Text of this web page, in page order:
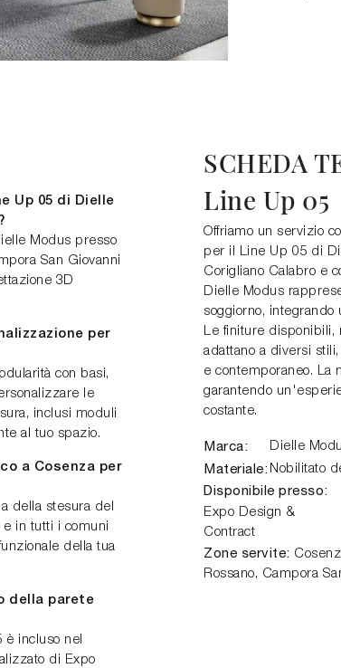
Up 05 di Dielle
Modus presso
San Giovanni
3D
per
con basi,
le
inclusi moduli
al tuo spazio.
a Cosenza per
della stesura del
in tutti i comuni
della tua
della parete
incluso nel
di Expo
SCHEDA
Line Up 05
Offriamo un servizio
per il Line Up 05 di
Corigliano Calabro e
Dielle Modus
soggiorno, integrando
Le finiture disponibili,
adattano a diversi
e contemporaneo. La
garantendo
costante.
Marca: Dielle
Materiale: Nobilitato
Disponibile presso:
Expo Design &
Contract
Zone servite:
Rossano, Campora